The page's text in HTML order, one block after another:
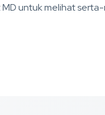
untuk melihat